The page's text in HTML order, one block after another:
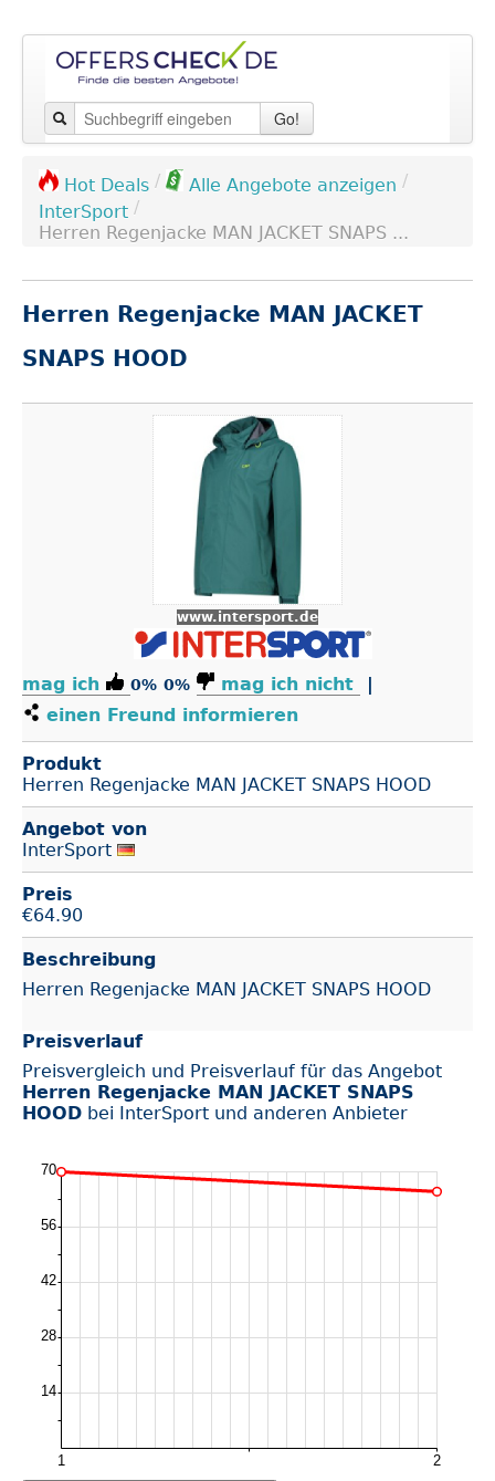
Go!
Hot Deals / Alle Angebote anzeigen /
InterSport /
Herren Regenjacke MAN JACKET SNAPS ...
Herren Regenjacke MAN JACKET
SNAPS HOOD
www.intersport.de
mag ich 0% 0% mag ich nicht
|
einen Freund informieren
Produkt
Herren Regenjacke MAN JACKET SNAPS HOOD
Angebot von
InterSport
Preis
€64.90
Beschreibung
Herren Regenjacke MAN JACKET SNAPS HOOD
Preisverlauf
Preisvergleich und Preisverlauf für das Angebot
Herren Regenjacke MAN JACKET SNAPS
HOOD bei InterSport und anderen Anbieter